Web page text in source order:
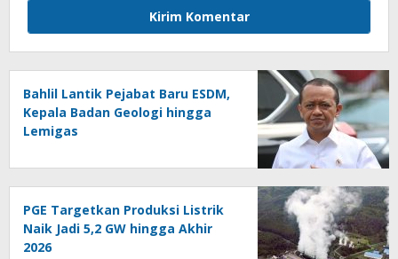
Bahlil Lantik Pejabat Baru ESDM,
Kepala Badan Geologi hingga
Lemigas
PGE Targetkan Produksi Listrik
Naik Jadi 5,2 GW hingga Akhir
2026